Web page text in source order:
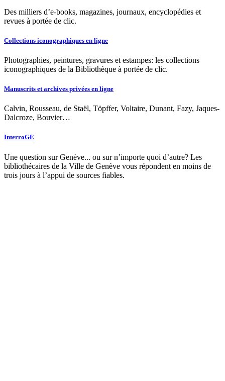
Des milliers d’e-books, magazines, journaux, encyclopédies et
revues à portée de clic.
Collections iconographiques en ligne
Photographies, peintures, gravures et estampes: les collections
iconographiques de la Bibliothèque à portée de clic.
Manuscrits et archives privées en ligne
Calvin, Rousseau, de Staël, Töpffer, Voltaire, Dunant, Fazy, Jaques-
Dalcroze, Bouvier…
InterroGE
Une question sur Genève... ou sur n’importe quoi d’autre? Les
bibliothécaires de la Ville de Genève vous répondent en moins de
trois jours à l’appui de sources fiables.